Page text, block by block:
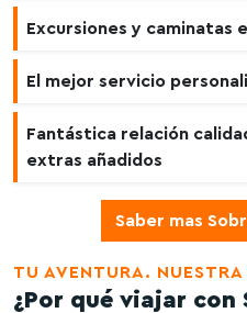
Excursiones y caminatas
El mejor servicio
Fantástica relación
extras añadidos
Saber mas
TU AVENTURA. NUESTRA
¿Por qué viajar con